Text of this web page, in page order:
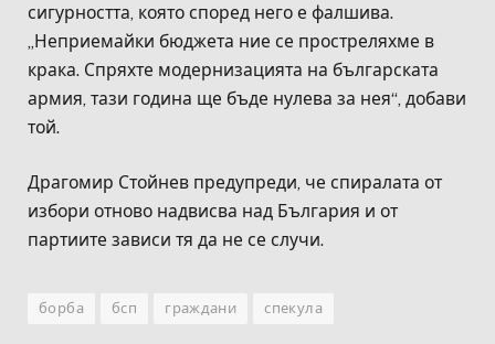
сигурността, която според него е фалшива.
„Неприемайки бюджета ние се простреляхме в
крака. Спряхте модернизацията на българската
армия, тази година ще бъде нулева за нея“, добави
той.
Драгомир Стойнев предупреди, че спиралата от
избори отново надвисва над България и от
партиите зависи тя да не се случи.
борба бсп граждани спекула